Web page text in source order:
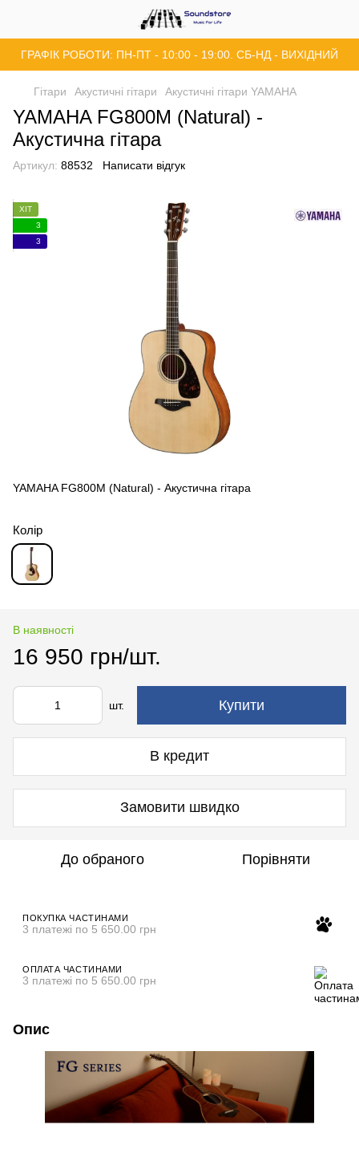
ГРАФІК РОБОТИ: ПН-ПТ - 10:00 - 19:00. СБ-НД - ВИХІДНИЙ
Гітари Акустичні гітари Акустичні гітари YAMAHA
YAMAHA FG800M (Natural) -
Акустична гітара
Артикул: 88532 Написати відгук
ХІТ
3
3
YAMAHA FG800M (Natural) - Акустична гітара
Колір
В наявності
16 950 грн/шт.
шт. Купити
В кредит
Замовити швидко
До обраного Порівняти
ПОКУПКА ЧАСТИНАМИ
3 платежі по 5 650.00 грн
ОПЛАТА ЧАСТИНАМИ
3 платежі по 5 650.00 грн
Опис